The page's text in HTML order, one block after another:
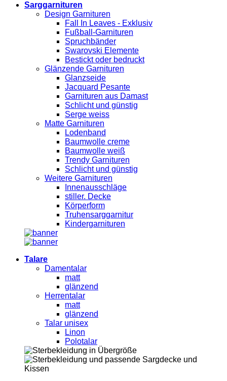
Sarggarnituren
Design Garnituren
Fall In Leaves - Exklusiv
Fußball-Garnituren
Spruchbänder
Swarovski Elemente
Bestickt oder bedruckt
Glänzende Garnituren
Glanzseide
Jacquard Pesante
Garnituren aus Damast
Schlicht und günstig
Serge weiss
Matte Garnituren
Lodenband
Baumwolle creme
Baumwolle weiß
Trendy Garnituren
Schlicht und günstig
Weitere Garnituren
Innenausschläge
stiller. Decke
Körperform
Truhensarggarnitur
Kindergarnituren
Talare
Damentalar
matt
glänzend
Herrentalar
matt
glänzend
Talar unisex
Linon
Polotalar